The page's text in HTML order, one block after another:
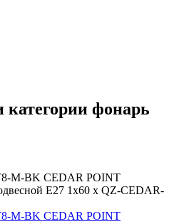
категории фонарь